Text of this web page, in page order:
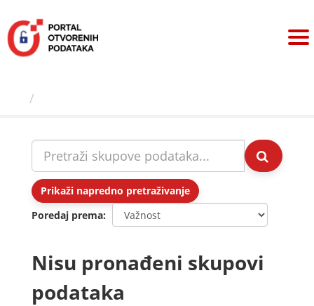
sadržaj
Prikaži napredno pretraživanje
Poredaj prema
Nisu pronađeni skupovi
podataka